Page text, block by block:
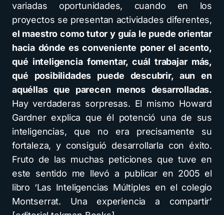
variadas oportunidades, cuando en los
proyectos se presentan actividades diferentes,
el maestro como tutor y guía le puede orientar
hacia dónde es conveniente poner el acento,
qué inteligencia fomentar, cuál trabajar más,
qué posibilidades puede descubrir, aun en
aquéllas que parecen menos desarrolladas.
Hay verdaderas sorpresas. El mismo Howard
Gardner explica que él potenció una de sus
inteligencias, que no era precisamente su
fortaleza, y consiguió desarrollarla con éxito.
Fruto de las muchas peticiones que tuve en
este sentido me llevó a publicar en 2005 el
libro ‘Las Inteligencias Múltiples en el colegio
Montserrat. Una experiencia a compartir’